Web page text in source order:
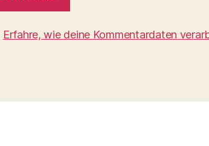
Erfahre, wie deine Kommentardaten